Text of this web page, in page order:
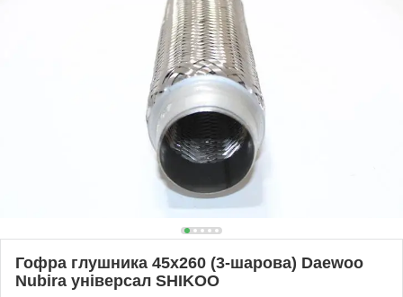
Гофра глушника 45х260 (3-шарова) Daewoo
Nubira універсал SHIKOO